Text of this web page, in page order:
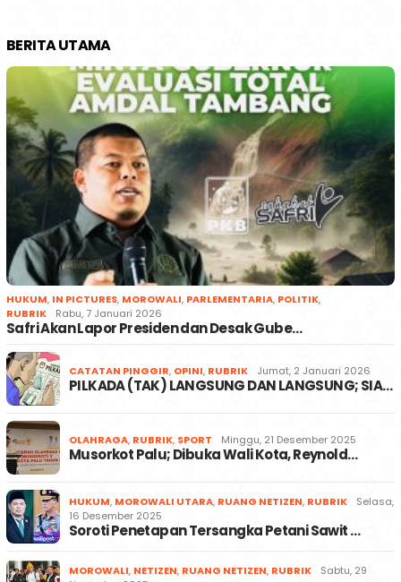
BERITA UTAMA
HUKUM, IN PICTURES, MOROWALI, PARLEMENTARIA, POLITIK,
RUBRIK
Rabu, 7 Januari 2026
Safri Akan Lapor Presiden dan Desak Gube…
CATATAN PINGGIR, OPINI, RUBRIK Jumat, 2 Januari 2026
PILKADA (TAK) LANGSUNG DAN LANGSUNG; SIA…
OLAHRAGA, RUBRIK, SPORT Minggu, 21 Desember 2025
Musorkot Palu; Dibuka Wali Kota, Reynold…
HUKUM, MOROWALI UTARA, RUANG NETIZEN, RUBRIK
Selasa,
16 Desember 2025
Soroti Penetapan Tersangka Petani Sawit …
MOROWALI, NETIZEN, RUANG NETIZEN, RUBRIK
Sabtu, 29